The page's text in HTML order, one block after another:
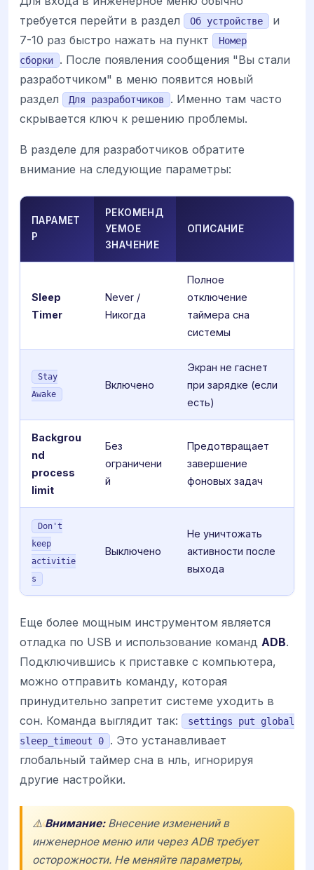
требуется перейти в раздел
Об устройстве
и
7-10 раз быстро нажать на пункт
Номер
сборки
. После появления сообщения "Вы стали
разработчиком" в меню появится новый
раздел
Для разработчиков
. Именно там часто
скрывается ключ к решению проблемы.
В разделе для разработчиков обратите
внимание на следующие параметры:
ПАРАМЕТ
Р
РЕКОМЕНД
УЕМОЕ
ЗНАЧЕНИЕ
ОПИСАНИЕ
Sleep
Timer
Never /
Никогда
Полное
отключение
таймера сна
системы
Stay
Awake
Включено
Экран не гаснет
при зарядке (если
есть)
Backgrou
nd
process
limit
Без
ограничени
й
Предотвращает
завершение
фоновых задач
Don't
keep
activitie
s
Выключено
Не уничтожать
активности после
выхода
Еще более мощным инструментом является
отладка по USB и использование команд ADB.
Подключившись к приставке с компьютера,
можно отправить команду, которая
принудительно запретит системе уходить в
сон. Команда выглядит так:
settings put global
sleep_timeout 0
. Это устанавливает
глобальный таймер сна в нль, игнорируя
другие настройки.
⚠️Внимание:Внесение изменений в
инженерное меню или через ADB требует
осторожности. Не меняйте параметры,